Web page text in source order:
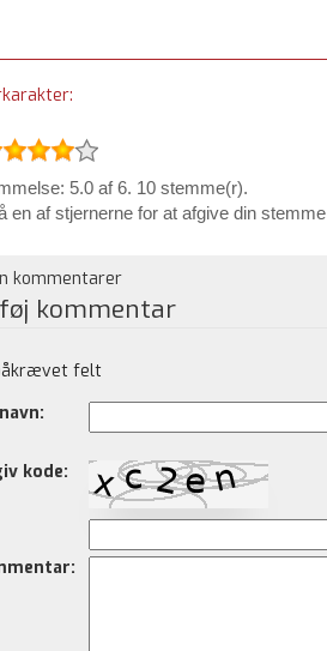
5.0 af 6. 10 stemme(r).
en af stjernerne for at afgive din stemme
kommentarer
kommentar
felt
kode: